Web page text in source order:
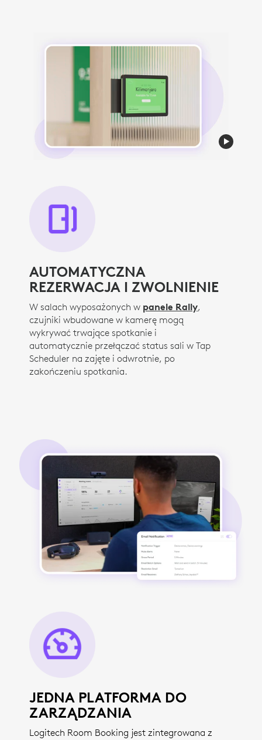
AUTOMATYCZNA
REZERWACJA I ZWOLNIENIE
W salach wyposażonych w panele Rally,
czujniki wbudowane w kamerę mogą
wykrywać trwające spotkanie i
automatycznie przełączać status sali w Tap
Scheduler na zajęte i odwrotnie, po
zakończeniu spotkania.
JEDNA PLATFORMA DO
ZARZĄDZANIA
Logitech Room Booking jest zintegrowana z